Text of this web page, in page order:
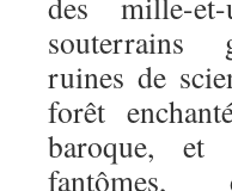
souterrains
ruines de
forêt
baroque, et
fantômes,